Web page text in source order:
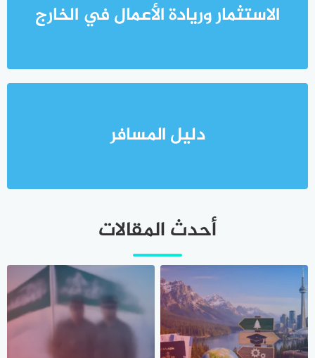
الاستثمار وريادة الأعمال في الخارج
دليل المسافر
أحدث المقالات